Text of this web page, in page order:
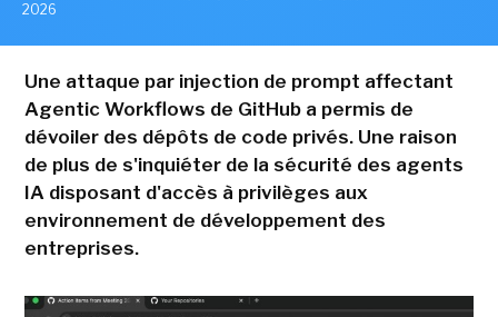
2026
Une attaque par injection de prompt affectant
Agentic Workflows de GitHub a permis de
dévoiler des dépôts de code privés. Une raison
de plus de s'inquiéter de la sécurité des agents
IA disposant d'accès à privilèges aux
environnement de développement des
entreprises.